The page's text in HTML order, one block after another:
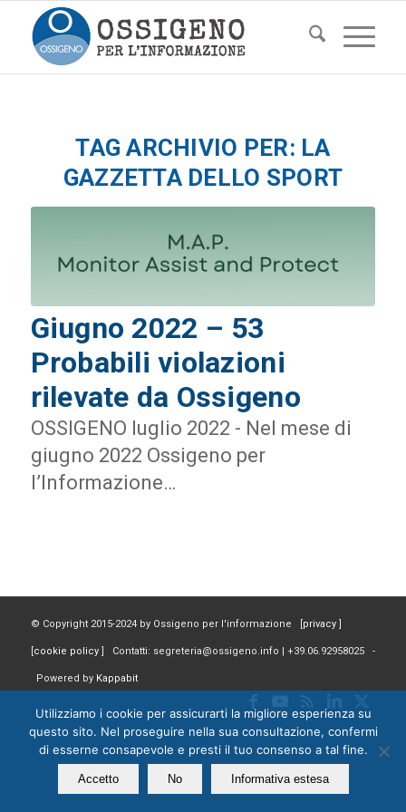
TAG ARCHIVIO PER: LA
GAZZETTA DELLO SPORT
Giugno 2022 – 53
Probabili violazioni
rilevate da Ossigeno
OSSIGENO luglio 2022 - Nel mese di
giugno 2022 Ossigeno per
l’Informazione…
© Copyright 2015-2024 by Ossigeno per l'informazione [ privacy
cookie policy ] Contatti: segreteria@ossigeno.info | +39.06.92958025 -
Powered by Kappabit
Utilizziamo i cookie per assicurarti la migliore esperienza su
questo sito. Nel proseguire nella sua consultazione, confermi
di esserne consapevole e presti il tuo consenso a tal fine.
Accetto No Informativa estesa